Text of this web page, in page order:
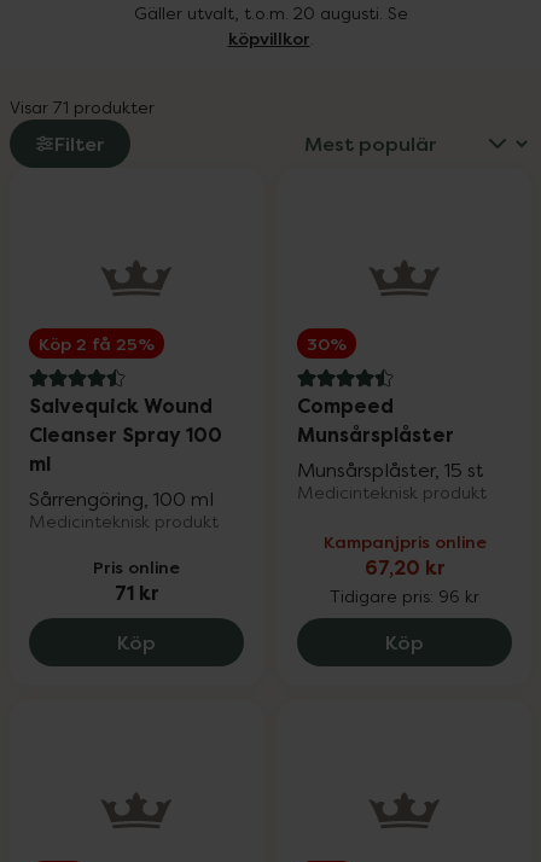
Gäller utvalt, t.o.m. 20 augusti. Se
köpvillkor
Visar 71 produkter
Filter
Köp 2 få 25%
4.5 av 5 i omdöme
Salvequick Wound
Cleanser Spray 100
ml
Sårrengöring, 100 ml
Medicinteknisk produkt
Pris online
71 kr
Köp Salvequick Wound Cleanser Spray 100
30%
4.5 av 5 i omdöme
Compeed
Munsårsplåster
Munsårsplåster, 15 st
Medicinteknisk produkt
Kampanjpris online
67,20 kr
Tidigare pris: 96 kr
Köp Compeed